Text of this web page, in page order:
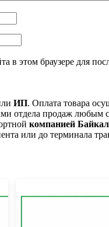
в этом браузере для
ИП. Оплата товара
отдела продаж любым
компанией
или до терминала